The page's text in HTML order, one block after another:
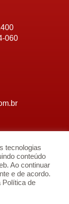
060
tecnologias
conteúdo
Ao continuar
e de acordo.
Política de